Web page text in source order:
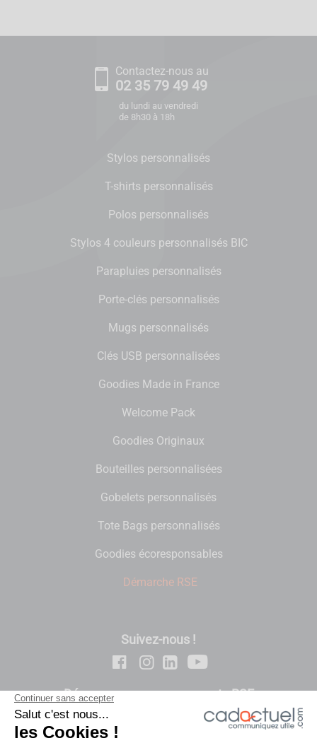
Contactez-nous au
02 35 79 49 49
du lundi au vendredi
de 8h30 à 18h
Stylos personnalisés
T-shirts personnalisés
Polos personnalisés
Stylos 4 couleurs personnalisés BIC
Parapluies personnalisés
Porte-clés personnalisés
Mugs personnalisés
Clés USB personnalisées
Goodies Made in France
Welcome Pack
Goodies Originaux
Bouteilles personnalisées
Gobelets personnalisés
Tote Bags personnalisés
Goodies écoresponsables
Démarche RSE
Suivez-nous !
Découvrez nos engagements RSE